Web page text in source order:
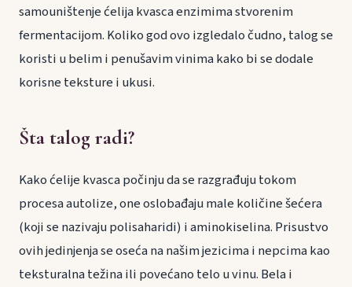
samouništenje ćelija kvasca enzimima stvorenim
fermentacijom. Koliko god ovo izgledalo čudno, talog se
koristi u belim i penušavim vinima kako bi se dodale
korisne teksture i ukusi.
Šta talog radi?
Kako ćelije kvasca počinju da se razgrađuju tokom
procesa autolize, one oslobađaju male količine šećera
(koji se nazivaju polisaharidi) i aminokiselina. Prisustvo
ovih jedinjenja se oseća na našim jezicima i nepcima kao
teksturalna težina ili povećano telo u vinu. Bela i